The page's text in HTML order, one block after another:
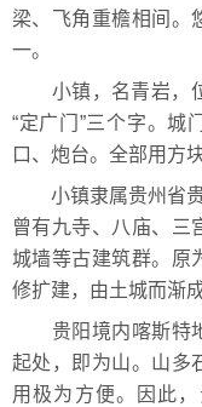
梁、飞角重檐相间。
一。
小镇，名青岩，位
“定广门”三个字。城
口、炮台。全部用方
小镇隶属贵州省贵
曾有九寺、八庙、三
城墙等古建筑群。原
修扩建，由土城而渐
贵阳境内喀斯特地
起处，即为山。山多
用极为方便。因此